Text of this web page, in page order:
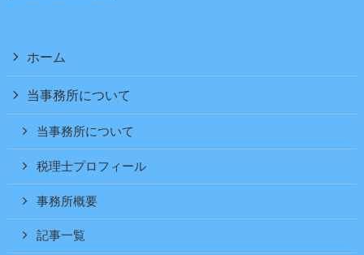
ホーム
当事務所について
当事務所について
税理士プロフィール
事務所概要
記事一覧